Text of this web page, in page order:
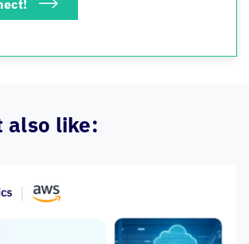
also like: